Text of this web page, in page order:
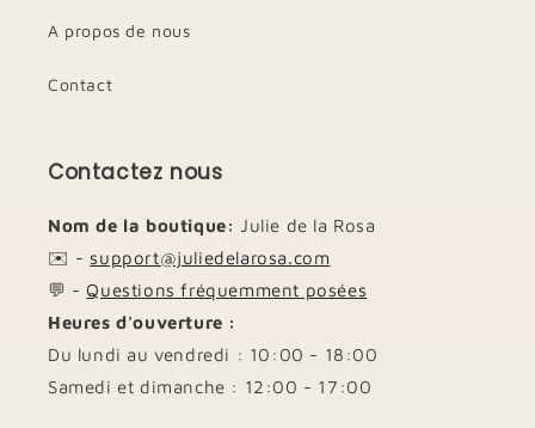
A propos de nous
Contact
Contactez nous
Nom de la boutique: Julie de la Rosa
✉️ - support@juliedelarosa.com
💬 - Questions fréquemment posées
Heures d'ouverture :
Du lundi au vendredi : 10:00 - 18:00
Samedi et dimanche : 12:00 - 17:00